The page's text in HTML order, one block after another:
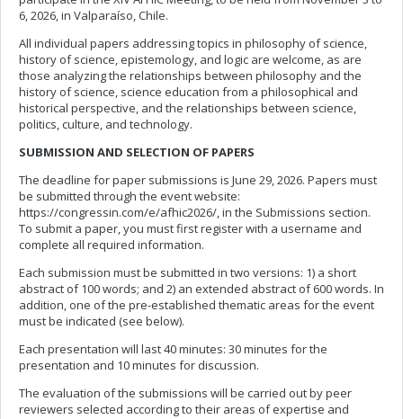
6, 2026, in Valparaíso, Chile.
All individual papers addressing topics in philosophy of science,
history of science, epistemology, and logic are welcome, as are
those analyzing the relationships between philosophy and the
history of science, science education from a philosophical and
historical perspective, and the relationships between science,
politics, culture, and technology.
SUBMISSION AND SELECTION OF PAPERS
The deadline for paper submissions is June 29, 2026. Papers must
be submitted through the event website:
https://congressin.com/e/afhic2026/, in the Submissions section.
To submit a paper, you must first register with a username and
complete all required information.
Each submission must be submitted in two versions: 1) a short
abstract of 100 words; and 2) an extended abstract of 600 words. In
addition, one of the pre-established thematic areas for the event
must be indicated (see below).
Each presentation will last 40 minutes: 30 minutes for the
presentation and 10 minutes for discussion.
The evaluation of the submissions will be carried out by peer
reviewers selected according to their areas of expertise and